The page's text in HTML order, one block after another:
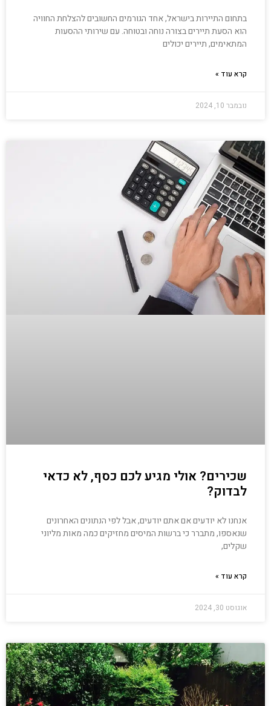
בתחום התיירות בישראל, אחד הגורמים החשובים להצלחת החוויה
הוא הסעת תיירים בצורה נוחה ובטוחה. עם שירותי ההסעות
המתאימים, תיירים יכולים
קרא עוד »
נובמבר 10, 2024
שכירים? אולי מגיע לכם כסף, לא כדאי
לבדוק?
אנחנו לא יודעים אם אתם יודעים, אבל לפי הנתונים האחרונים
שנאספו, מתברר כי ברשות המיסים מחזיקים כמה מאות מליוני
שקלים,
קרא עוד »
אוגוסט 30, 2024